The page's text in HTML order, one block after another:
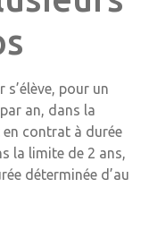
s’élève, pour un
an, dans la
contrat à durée
la limite de 2 ans,
déterminée d’au